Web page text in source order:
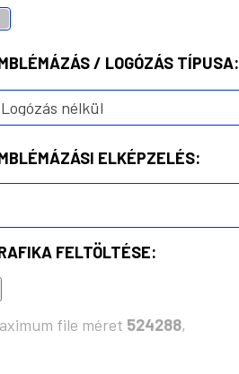
/ LOGÓZÁS TÍPUSA:
ELKÉPZELÉS:
FELTÖLTÉSE:
file méret 524288,